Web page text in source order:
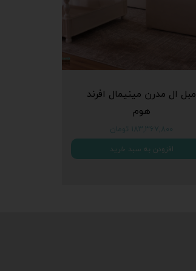
مبل ال مدرن مینیمال افرند
هوم
۱۸۳,۳۶۷,۸۰۰ تومان
افزودن به سبد خرید